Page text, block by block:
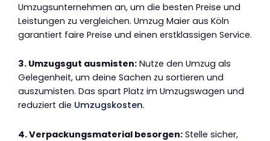
Umzugsunternehmen an, um die besten Preise und
Leistungen zu vergleichen. Umzug Maier aus Köln
garantiert faire Preise und einen erstklassigen Service.
3. Umzugsgut ausmisten: Nutze den Umzug als
Gelegenheit, um deine Sachen zu sortieren und
auszumisten. Das spart Platz im Umzugswagen und
reduziert die Umzugskosten.
4. Verpackungsmaterial besorgen: Stelle sicher,